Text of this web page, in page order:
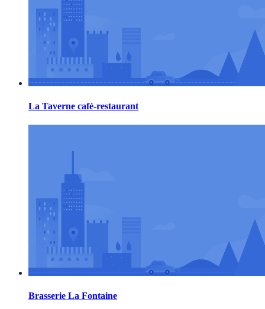
La Taverne café-restaurant
Brasserie La Fontaine